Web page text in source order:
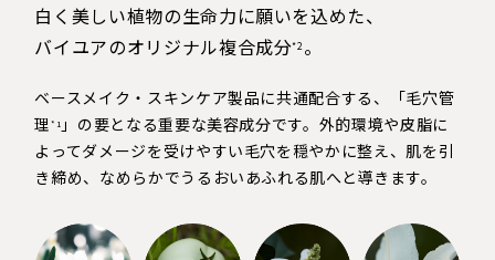
白く美しい植物の生命力に願いを込めた、
バイユアのオリジナル複合成分*2。
ベースメイク・スキンケア製品に共通配合する、「毛穴管
理*1 」の要となる重要な美容成分です。外的環境や皮脂に
よってダメージを受けやすい毛穴を穏やかに整え、肌を引
き締め、なめらかでうるおいあふれる肌へと導きます。